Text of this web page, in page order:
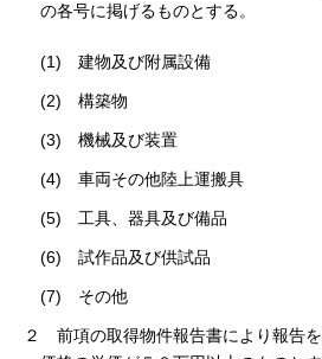
の各号に掲げるものとする。
(1) 建物及び附属設備
(2) 構築物
(3) 機械及び装置
(4) 車両その他陸上運搬具
(5) 工具、器具及び備品
(6) 試作品及び供試品
(7) その他
２ 前項の取得物件報告書により報告